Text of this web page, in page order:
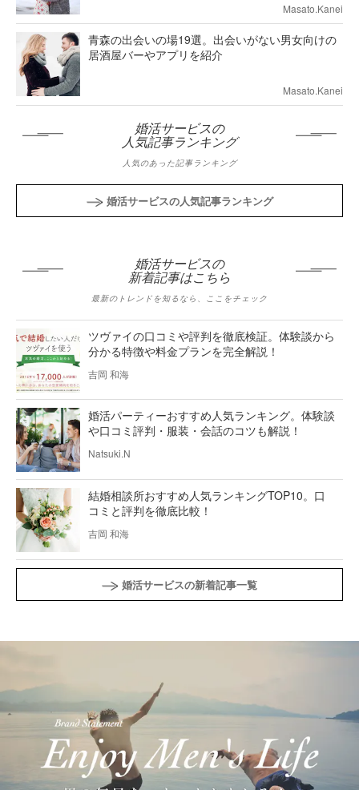
Masato.Kanei
青森の出会いの場19選。出会いがない男女向けの
居酒屋バーやアプリを紹介
Masato.Kanei
婚活サービスの
人気記事ランキング
人気のあった記事ランキング
婚活サービスの人気記事ランキング
婚活サービスの
新着記事はこちら
最新のトレンドを知るなら、ここをチェック
ツヴァイの口コミや評判を徹底検証。体験談から
分かる特徴や料金プランを完全解説！
吉岡 和海
婚活パーティーおすすめ人気ランキング。体験談
や口コミ評判・服装・会話のコツも解説！
Natsuki.N
結婚相談所おすすめ人気ランキングTOP10。口
コミと評判を徹底比較！
吉岡 和海
婚活サービスの新着記事一覧